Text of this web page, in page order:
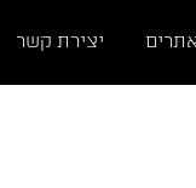
יצירת קשר